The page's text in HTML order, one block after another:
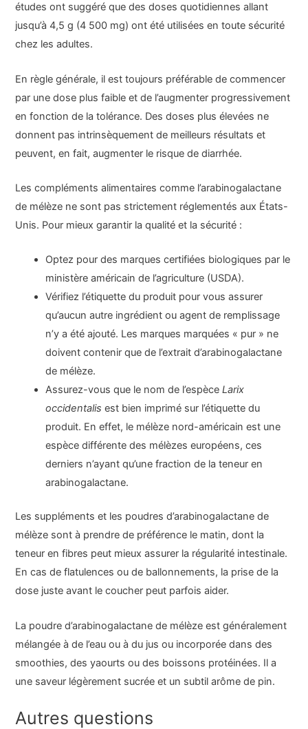
études ont suggéré que des doses quotidiennes allant
jusqu’à 4,5 g (4 500 mg) ont été utilisées en toute sécurité
chez les adultes.
En règle générale, il est toujours préférable de commencer
par une dose plus faible et de l’augmenter progressivement
en fonction de la tolérance. Des doses plus élevées ne
donnent pas intrinsèquement de meilleurs résultats et
peuvent, en fait, augmenter le risque de diarrhée.
Les compléments alimentaires comme l’arabinogalactane
de mélèze ne sont pas strictement réglementés aux États-
Unis. Pour mieux garantir la qualité et la sécurité :
Optez pour des marques certifiées biologiques par le
ministère américain de l’agriculture (USDA).
Vérifiez l’étiquette du produit pour vous assurer
qu’aucun autre ingrédient ou agent de remplissage
n’y a été ajouté. Les marques marquées « pur » ne
doivent contenir que de l’extrait d’arabinogalactane
de mélèze.
Assurez-vous que le nom de l’espèceLarix
occidentalisest bien imprimé sur l’étiquette du
produit. En effet, le mélèze nord-américain est une
espèce différente des mélèzes européens, ces
derniers n’ayant qu’une fraction de la teneur en
arabinogalactane.
Les suppléments et les poudres d’arabinogalactane de
mélèze sont à prendre de préférence le matin, dont la
teneur en fibres peut mieux assurer la régularité intestinale.
En cas de flatulences ou de ballonnements, la prise de la
dose juste avant le coucher peut parfois aider.
La poudre d’arabinogalactane de mélèze est généralement
mélangée à de l’eau ou à du jus ou incorporée dans des
smoothies, des yaourts ou des boissons protéinées. Il a
une saveur légèrement sucrée et un subtil arôme de pin.
Autres questions